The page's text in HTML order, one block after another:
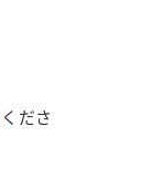
くださ